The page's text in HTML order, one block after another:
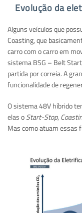
Evolução da
Alguns veículos que
Coasting, que
carro com o carro em
sistema BSG – Belt
partida por correia. A
funcionalidade de
O sistema 48V híbrido
elas oStart-Stop,
Mas como atuam essas